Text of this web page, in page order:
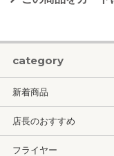
category
新着商品
店長のおすすめ
フライヤー